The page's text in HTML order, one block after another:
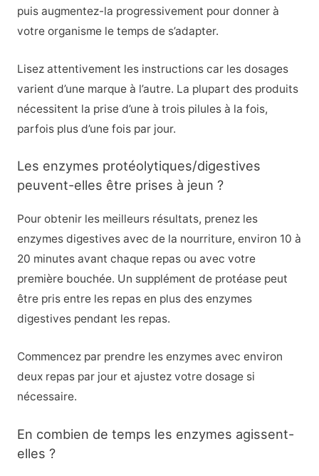
puis augmentez-la progressivement pour donner à
votre organisme le temps de s’adapter.
Lisez attentivement les instructions car les dosages
varient d’une marque à l’autre. La plupart des produits
nécessitent la prise d’une à trois pilules à la fois,
parfois plus d’une fois par jour.
Les enzymes protéolytiques/digestives
peuvent-elles être prises à jeun ?
Pour obtenir les meilleurs résultats, prenez les
enzymes digestives avec de la nourriture, environ 10 à
20 minutes avant chaque repas ou avec votre
première bouchée. Un supplément de protéase peut
être pris entre les repas en plus des enzymes
digestives pendant les repas.
Commencez par prendre les enzymes avec environ
deux repas par jour et ajustez votre dosage si
nécessaire.
En combien de temps les enzymes agissent-
elles ?